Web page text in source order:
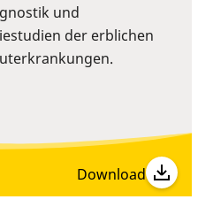
und
der erblichen
Download